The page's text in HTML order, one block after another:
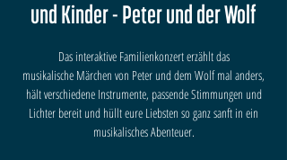
und Kinder - Peter und der Wolf
Das interaktive Familienkonzert erzählt das
musikalische Märchen von Peter und dem Wolf mal anders,
hält verschiedene Instrumente, passende Stimmungen und
Lichter bereit und hüllt eure Liebsten so ganz sanft in ein
musikalisches Abenteuer.